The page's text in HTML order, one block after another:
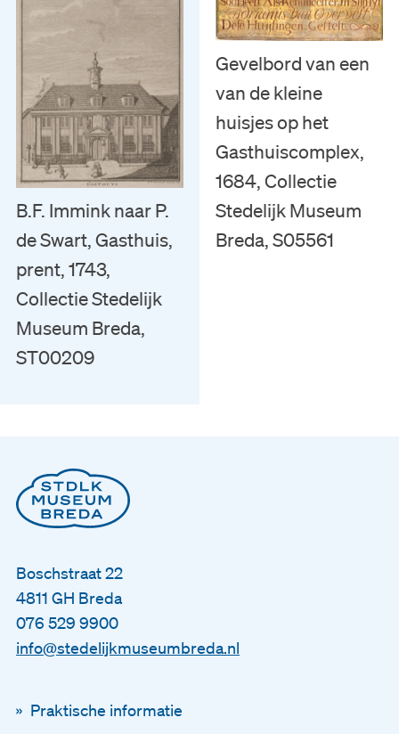
B.F. Immink naar P.
de Swart, Gasthuis,
prent, 1743,
Collectie Stedelijk
Museum Breda,
ST00209
Gevelbord van een
van de kleine
huisjes op het
Gasthuiscomplex,
1684, Collectie
Stedelijk Museum
Breda, S05561
Boschstraat 22
4811 GH Breda
076 529 9900
info@stedelijkmuseumbreda.nl
Praktische informatie